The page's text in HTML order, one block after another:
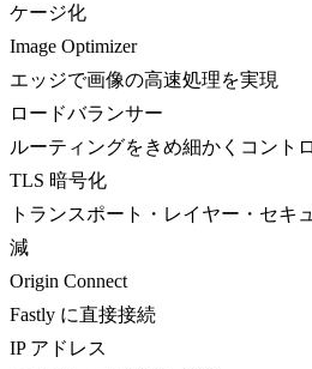
ケージ化
Image Optimizer
エッジで画像の高速処理を実現
ロードバランサー
ルーティングをきめ細かくコント
TLS 暗号化
トランスポート・レイヤー・セキ
減
Origin Connect
Fastly に直接接続
IP アドレス